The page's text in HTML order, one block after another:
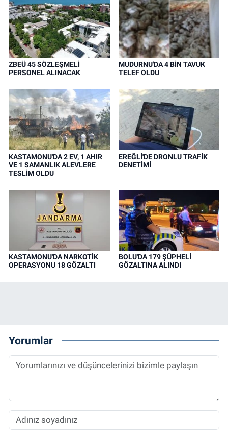
ZBEÜ 45 SÖZLEŞMELİ
PERSONEL ALINACAK
MUDURNU'DA 4 BİN TAVUK
TELEF OLDU
KASTAMONU'DA 2 EV, 1 AHIR
VE 1 SAMANLIK ALEVLERE
TESLİM OLDU
EREĞLİ'DE DRONLU TRAFİK
DENETİMİ
KASTAMONU'DA NARKOTİK
OPERASYONU 18 GÖZALTI
BOLU'DA 179 ŞÜPHELİ
GÖZALTINA ALINDI
Yorumlar